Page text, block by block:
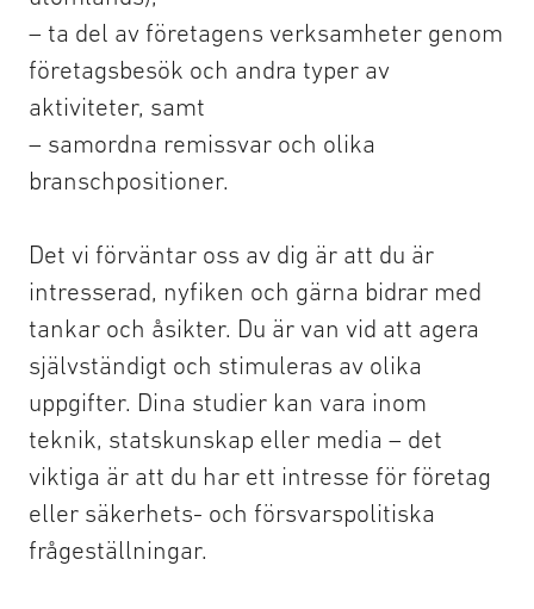
– ta del av företagens verksamheter genom
företagsbesök och andra typer av
aktiviteter, samt
– samordna remissvar och olika
branschpositioner.
Det vi förväntar oss av dig är att du är
intresserad, nyfiken och gärna bidrar med
tankar och åsikter. Du är van vid att agera
självständigt och stimuleras av olika
uppgifter. Dina studier kan vara inom
teknik, statskunskap eller media – det
viktiga är att du har ett intresse för företag
eller säkerhets- och försvarspolitiska
frågeställningar.